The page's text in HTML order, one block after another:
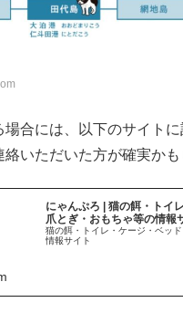
場合には、以下のサイト
絡いただいた方が確実かも
にゃんぷろ | 猫の餌・トイ
爪とぎ・おもちゃ等の情報
猫の餌・トイレ・ケージ・ベッ
情報サイト